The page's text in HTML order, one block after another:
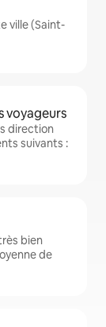
ville (Saint-
voyageurs
direction
suivants :
bien
de